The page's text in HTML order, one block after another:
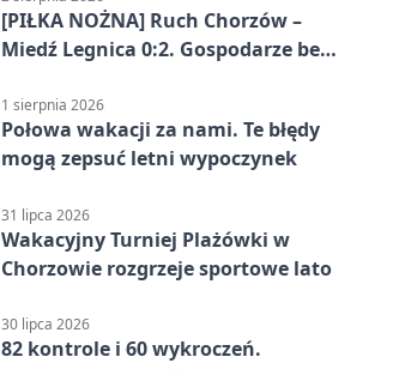
[PIŁKA NOŻNA] Ruch Chorzów –
Miedź Legnica 0:2. Gospodarze bez
1 sierpnia 2026
Połowa wakacji za nami. Te błędy
mogą zepsuć letni wypoczynek
31 lipca 2026
Wakacyjny Turniej Plażówki w
Chorzowie rozgrzeje sportowe lato
30 lipca 2026
82 kontrole i 60 wykroczeń.